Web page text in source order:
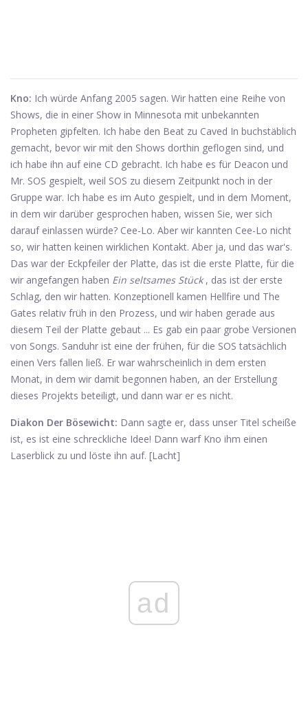
Kno: Ich würde Anfang 2005 sagen. Wir hatten eine Reihe von
Shows, die in einer Show in Minnesota mit unbekannten
Propheten gipfelten. Ich habe den Beat zu Caved In buchstäblich
gemacht, bevor wir mit den Shows dorthin geflogen sind, und
ich habe ihn auf eine CD gebracht. Ich habe es für Deacon und
Mr. SOS gespielt, weil SOS zu diesem Zeitpunkt noch in der
Gruppe war. Ich habe es im Auto gespielt, und in dem Moment,
in dem wir darüber gesprochen haben, wissen Sie, wer sich
darauf einlassen würde? Cee-Lo. Aber wir kannten Cee-Lo nicht
so, wir hatten keinen wirklichen Kontakt. Aber ja, und das war's.
Das war der Eckpfeiler der Platte, das ist die erste Platte, für die
wir angefangen haben Ein seltsames Stück, das ist der erste
Schlag, den wir hatten. Konzeptionell kamen Hellfire und The
Gates relativ früh in den Prozess, und wir haben gerade aus
diesem Teil der Platte gebaut ... Es gab ein paar grobe Versionen
von Songs. Sanduhr ist eine der frühen, für die SOS tatsächlich
einen Vers fallen ließ. Er war wahrscheinlich in dem ersten
Monat, in dem wir damit begonnen haben, an der Erstellung
dieses Projekts beteiligt, und dann war er es nicht.
Diakon Der Bösewicht: Dann sagte er, dass unser Titel scheiße
ist, es ist eine schreckliche Idee! Dann warf Kno ihm einen
Laserblick zu und löste ihn auf. [Lacht]
ad